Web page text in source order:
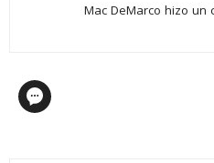
Mac DeMarco hizo un